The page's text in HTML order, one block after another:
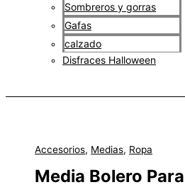
Sombreros y gorras
Gafas
calzado
Disfraces Halloween
Accesorios, Medias, Ropa
Media Bolero